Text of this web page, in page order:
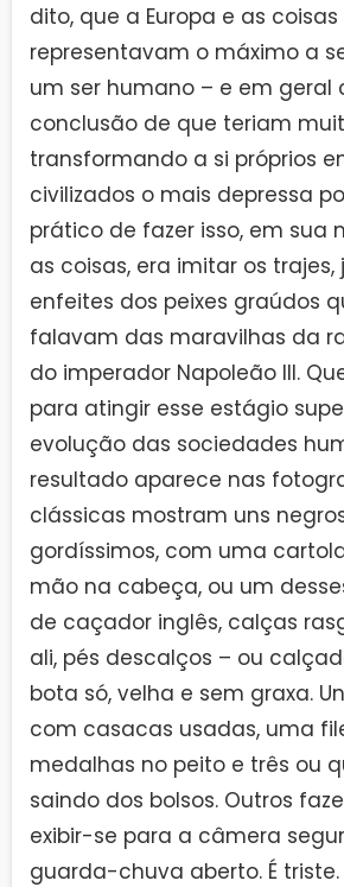
dito, que a Europa e as
representavam o máximo a
um ser humano – e em geral
conclusão de que teriam
transformando a si próprios
civilizados o mais depressa
prático de fazer isso, em sua
as coisas, era imitar os trajes,
enfeites dos peixes graúdos
falavam das maravilhas da
do imperador Napoleão III.
para atingir esse estágio
evolução das sociedades
resultado aparece nas
clássicas mostram uns
gordíssimos, com uma
mão na cabeça, ou um
de caçador inglês, calças
ali, pés descalços – ou
bota só, velha e sem graxa.
com casacas usadas, uma
medalhas no peito e três ou
saindo dos bolsos. Outros
exibir-se para a câmera
guarda-chuva aberto. É